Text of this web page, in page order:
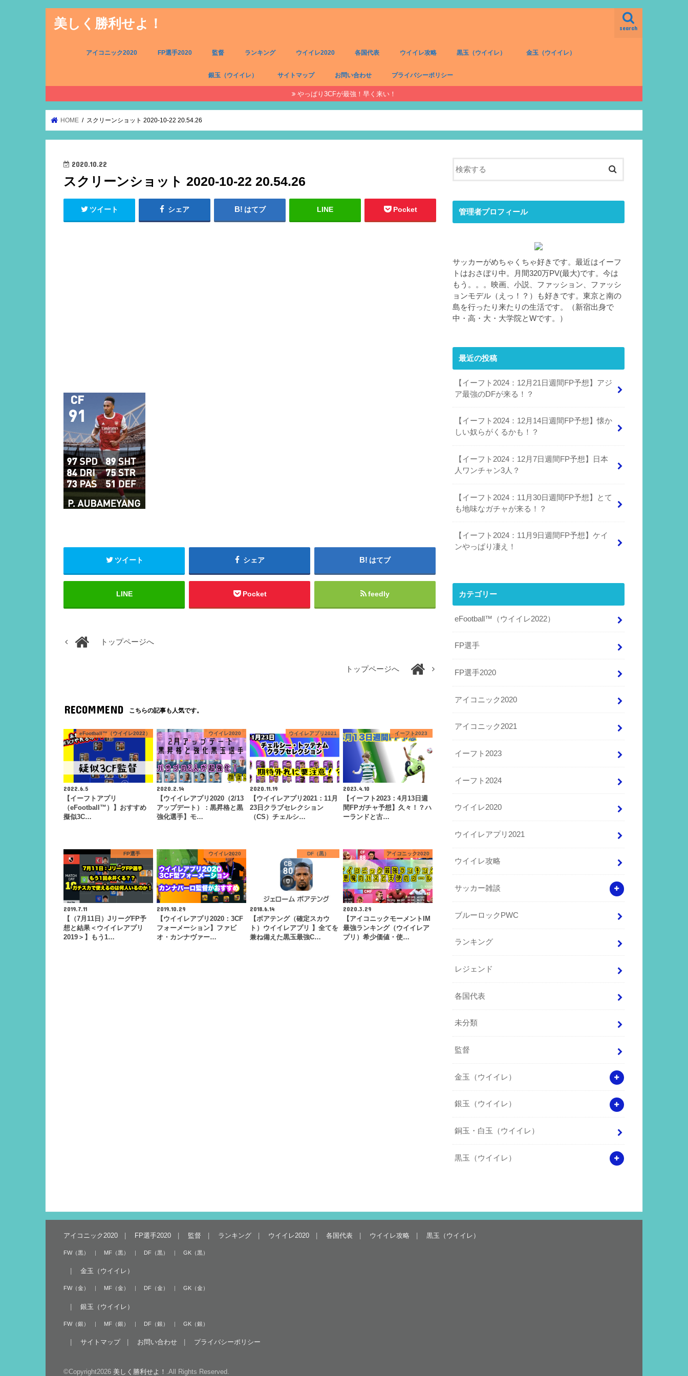
美しく勝利せよ！ search
アイコニック2020 FP選手2020 監督 ランキング ウイイレ2020 各国代表 ウイイレ攻略 黒玉（ウイイレ） 金玉（ウイイレ）
銀玉（ウイイレ） サイトマップ お問い合わせ プライバシーポリシー
やっぱり3CFが最強！早く来い！
HOME スクリーンショット 2020-10-22 20.54.26
2020.10.22
スクリーンショット 2020-10-22 20.54.26
ツイート シェア はてブ LINE Pocket
ツイート シェア はてブ
LINE Pocket feedly
トップページへ
トップページへ
RECOMMEND こちらの記事も人気です。
eFootball™（ウイイレ2022）
2022.6.5
【イーフトアプリ
（eFootball™）】おすすめ
擬似3C…
ウイイレ2020
2020.2.14
【ウイイレアプリ2020（2/13
アップデート）：黒昇格と黒
強化選手】モ…
ウイイレアプリ2021
2020.11.19
【ウイイレアプリ2021：11月
23日クラブセレクション
（CS）チェルシ…
イーフト2023
2023.4.10
【イーフト2023：4月13日週
間FPガチャ予想】久々！？ハ
ーランドと古…
FP選手
2019.7.11
【（7月11日）JリーグFP予
想と結果＜ウイイレアプリ
2019＞】もう1…
ウイイレ2020
2019.10.29
【ウイイレアプリ2020：3CF
フォーメーション】ファビ
オ・カンナヴァー…
DF（黒）
2018.6.14
【ボアテング（確定スカウ
ト）ウイイレアプリ 】全てを
兼ね備えた黒玉最強C…
アイコニック2020
2020.3.29
【アイコニックモーメントIM
最強ランキング（ウイイレア
プリ）希少価値・使…
管理者プロフィール
サッカーがめちゃくちゃ好きです。最近はイーフ
トはおさぼり中。月間320万PV(最大)です。今は
もう。。。映画、小説、ファッション、ファッシ
ョンモデル（えっ！？）も好きです。東京と南の
島を行ったり来たりの生活です。（新宿出身で
中・高・大・大学院とWです。）
最近の投稿
【イーフト2024：12月21日週間FP予想】アジ
ア最強のDFが来る！？
【イーフト2024：12月14日週間FP予想】懐か
しい奴らがくるかも！？
【イーフト2024：12月7日週間FP予想】日本
人ワンチャン3人？
【イーフト2024：11月30日週間FP予想】とて
も地味なガチャが来る！？
【イーフト2024：11月9日週間FP予想】ケイ
ンやっぱり凄え！
カテゴリー
eFootball™（ウイイレ2022）
FP選手
FP選手2020
アイコニック2020
アイコニック2021
イーフト2023
イーフト2024
ウイイレ2020
ウイイレアプリ2021
ウイイレ攻略
サッカー雑談
ブルーロックPWC
ランキング
レジェンド
各国代表
未分類
監督
金玉（ウイイレ）
銀玉（ウイイレ）
銅玉・白玉（ウイイレ）
黒玉（ウイイレ）
アイコニック2020 FP選手2020 監督 ランキング ウイイレ2020 各国代表 ウイイレ攻略 黒玉（ウイイレ）
FW（黒） MF（黒） DF（黒） GK（黒）
金玉（ウイイレ）
FW（金） MF（金） DF（金） GK（金）
銀玉（ウイイレ）
FW（銀） MF（銀） DF（銀） GK（銀）
サイトマップ お問い合わせ プライバシーポリシー
©Copyright2026 美しく勝利せよ！ .All Rights Reserved.